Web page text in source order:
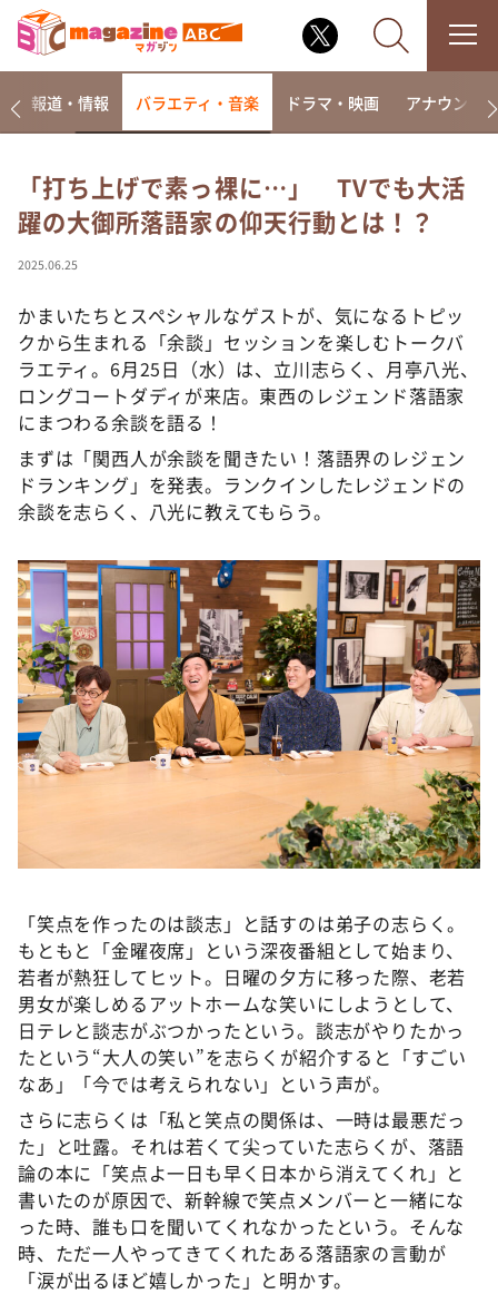
なるみ・岡村の過ぎるTV
相席食堂
～人生密着トークバラエティ！～ やすとものいたっ
て真剣です
探偵！ナイトスクープ
news おかえり
河合＆A.B.C-Z塚田×福井アナ「なんでやねん！？」
（news おかえり）
DAIGOも台所 ～きょうの献立 何にする？～
朝だ！生です旅サラダ
教えて！ニュースライブ 正義のミカタ
ＬＩＦＥ～夢のカタチ～
新婚さんいらっしゃい！
ポツンと一軒家
ザキ山小屋本館
報道・情報 バラエティ・音楽 ドラマ・映画 アナウンサー
「打ち上げで素っ裸に…」 TVでも大活
躍の大御所落語家の仰天行動とは！？
2025.06.25
かまいたちとスペシャルなゲストが、気になるトピッ
クから生まれる「余談」セッションを楽しむトークバ
ラエティ。6月25日（水）は、立川志らく、月亭八光、
ロングコートダディが来店。東西のレジェンド落語家
にまつわる余談を語る！
まずは「関西人が余談を聞きたい！落語界のレジェン
ドランキング」を発表。ランクインしたレジェンドの
余談を志らく、八光に教えてもらう。
「笑点を作ったのは談志」と話すのは弟子の志らく。
もともと「金曜夜席」という深夜番組として始まり、
若者が熱狂してヒット。日曜の夕方に移った際、老若
男女が楽しめるアットホームな笑いにしようとして、
日テレと談志がぶつかったという。談志がやりたかっ
たという“大人の笑い”を志らくが紹介すると「すごい
なあ」「今では考えられない」という声が。
さらに志らくは「私と笑点の関係は、一時は最悪だっ
た」と吐露。それは若くて尖っていた志らくが、落語
論の本に「笑点よ一日も早く日本から消えてくれ」と
書いたのが原因で、新幹線で笑点メンバーと一緒にな
った時、誰も口を聞いてくれなかったという。そんな
時、ただ一人やってきてくれたある落語家の言動が
「涙が出るほど嬉しかった」と明かす。